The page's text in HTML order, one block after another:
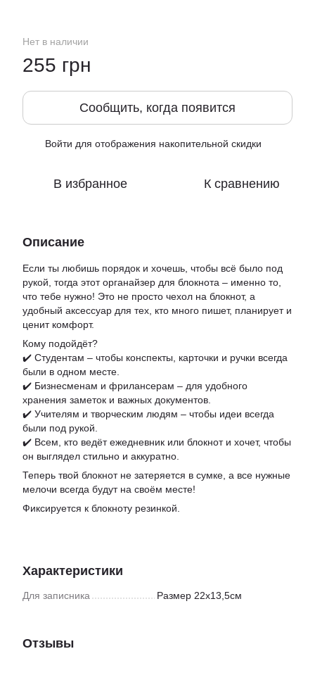
Нет в наличии
255 грн
Сообщить, когда появится
Войти для отображения накопительной скидки
В избранное К сравнению
Описание
Если ты любишь порядок и хочешь, чтобы всё было под
рукой, тогда этот органайзер для блокнота – именно то,
что тебе нужно! Это не просто чехол на блокнот, а
удобный аксессуар для тех, кто много пишет, планирует и
ценит комфорт.
Кому подойдёт?
✔️ Студентам – чтобы конспекты, карточки и ручки всегда
были в одном месте.
✔️ Бизнесменам и фрилансерам – для удобного
хранения заметок и важных документов.
✔️ Учителям и творческим людям – чтобы идеи всегда
были под рукой.
✔️ Всем, кто ведёт ежедневник или блокнот и хочет, чтобы
он выглядел стильно и аккуратно.
Теперь твой блокнот не затеряется в сумке, а все нужные
мелочи всегда будут на своём месте!
Фиксируется к блокноту резинкой.
Характеристики
Для записника Размер 22х13,5см
Отзывы